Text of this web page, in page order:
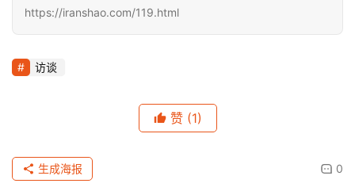
https://iranshao.com/119.html
访谈
赞 (1)
0
生成海报